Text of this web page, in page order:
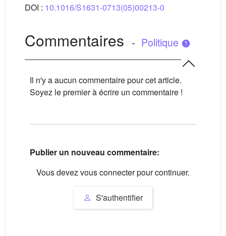
DOI : 10.1016/S1631-0713(05)00213-0
Commentaires - Politique
Il n'y a aucun commentaire pour cet article.
Soyez le premier à écrire un commentaire !
Publier un nouveau commentaire:
Vous devez vous connecter pour continuer.
S'authentifier